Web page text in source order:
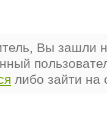
Вы зашли
либо зайти на